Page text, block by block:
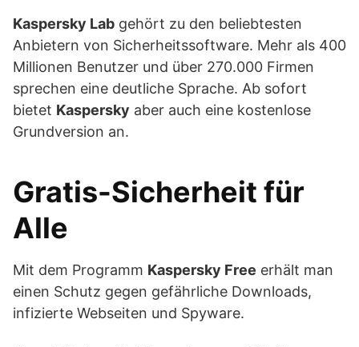
Kaspersky Lab gehört zu den beliebtesten
Anbietern von Sicherheitssoftware. Mehr als 400
Millionen Benutzer und über 270.000 Firmen
sprechen eine deutliche Sprache. Ab sofort
bietet Kaspersky aber auch eine kostenlose
Grundversion an.
Gratis-Sicherheit für
Alle
Mit dem Programm Kaspersky Free erhält man
einen Schutz gegen gefährliche Downloads,
infizierte Webseiten und Spyware.